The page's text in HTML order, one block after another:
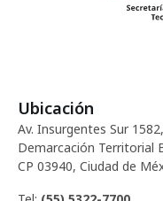
Ubicación
Av. Insurgentes Sur
Demarcación Territorial
CP 03940, Ciudad de